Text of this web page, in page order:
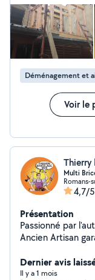
maçonnerie extérieure Personne
et soigneuse,
domaines du
Disponible à
week-ends et jours fériés. N'hésitez
en message privé
bientôt
Déménagement et
Voir le
Multi
Romans-
4,7/5
Présentation
Passionné par
Ancien Artisan
véhicule et toutes
Passionné de
Dernier avis
Il y a 1 mois